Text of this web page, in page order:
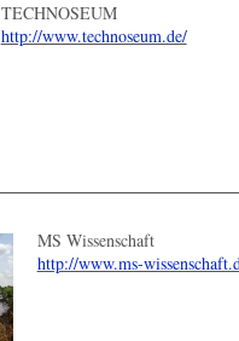
TECHNOSEUM
http://www.technoseum.de/
MS Wissenschaft
http://www.ms-